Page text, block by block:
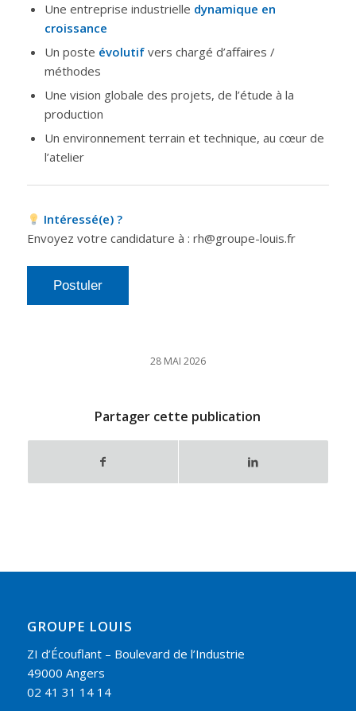
Une entreprise industrielle dynamique en
croissance
Un poste évolutifvers chargé d’affaires /
méthodes
Une vision globale des projets, de l’étude à la
production
Un environnement terrain et technique, au cœur de
l’atelier
Intéressé(e) ?
Envoyez votre candidature à : rh@groupe-louis.fr
28 MAI 2026
Partager cette publication
GROUPE LOUIS
ZI d’Écouflant – Boulevard de l’Industrie
49000 Angers
02 41 31 14 14